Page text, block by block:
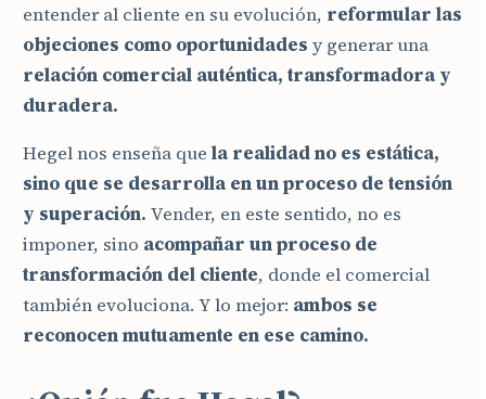
entender al cliente en su evolución, reformular las
objeciones como oportunidades y generar una
relación comercial auténtica, transformadora y
duradera.
Hegel nos enseña que la realidad no es estática,
sino que se desarrolla en un proceso de tensión
y superación. Vender, en este sentido, no es
imponer, sino acompañar un proceso de
transformación del cliente, donde el comercial
también evoluciona. Y lo mejor: ambos se
reconocen mutuamente en ese camino.